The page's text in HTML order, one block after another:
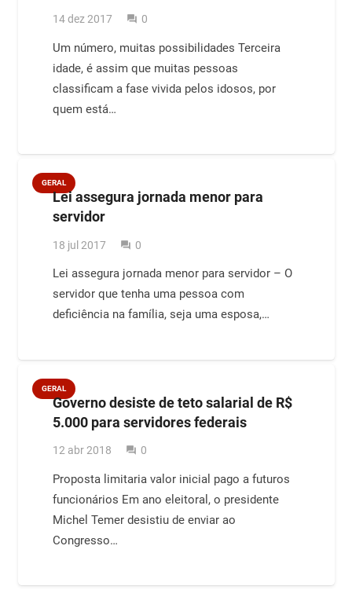
14 dez 2017 question_answer 0
Um número, muitas possibilidades Terceira
idade, é assim que muitas pessoas
classificam a fase vivida pelos idosos, por
quem está…
GERAL
Lei assegura jornada menor para
servidor
18 jul 2017 question_answer 0
Lei assegura jornada menor para servidor – O
servidor que tenha uma pessoa com
deficiência na família, seja uma esposa,…
GERAL
Governo desiste de teto salarial de R$
5.000 para servidores federais
12 abr 2018 question_answer 0
Proposta limitaria valor inicial pago a futuros
funcionários Em ano eleitoral, o presidente
Michel Temer desistiu de enviar ao
Congresso…